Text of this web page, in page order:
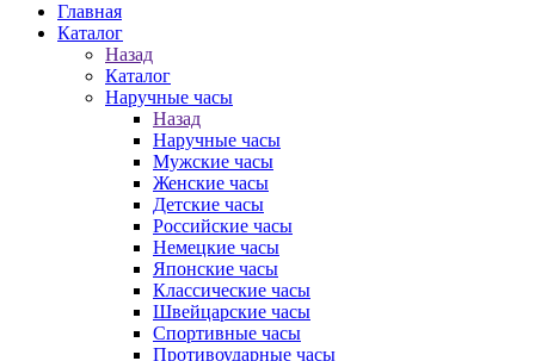
Главная
Каталог
Назад
Каталог
Наручные часы
Назад
Наручные часы
Мужские часы
Женские часы
Детские часы
Российские часы
Немецкие часы
Японские часы
Классические часы
Швейцарские часы
Спортивные часы
Противоударные часы